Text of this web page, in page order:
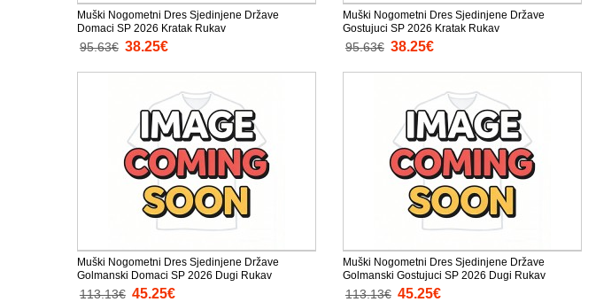
Muški Nogometni Dres Sjedinjene Države
Domaci SP 2026 Kratak Rukav
95.63€ 38.25€
Muški Nogometni Dres Sjedinjene Države
Gostujuci SP 2026 Kratak Rukav
95.63€ 38.25€
Muški Nogometni Dres Sjedinjene Države
Golmanski Domaci SP 2026 Dugi Rukav
113.13€ 45.25€
Muški Nogometni Dres Sjedinjene Države
Golmanski Gostujuci SP 2026 Dugi Rukav
113.13€ 45.25€